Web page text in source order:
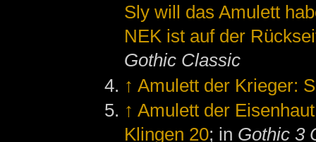
Sly will das Amulett
NEK ist auf der
Gothic Classic
↑ Amulett der Krieger:
↑ Amulett der
Klingen 20; in Gothic 3